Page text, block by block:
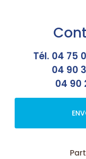
Tél. 04 75
04 90
04 90